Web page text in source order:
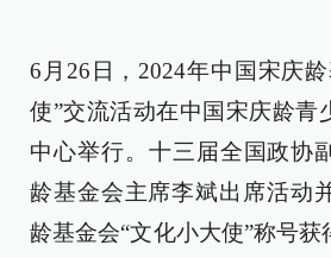
6月26日，2024年中国宋庆
使”交流活动在中国宋庆龄青
中心举行。十三届全国政协
龄基金会主席李斌出席活动
龄基金会“文化小大使”称号获